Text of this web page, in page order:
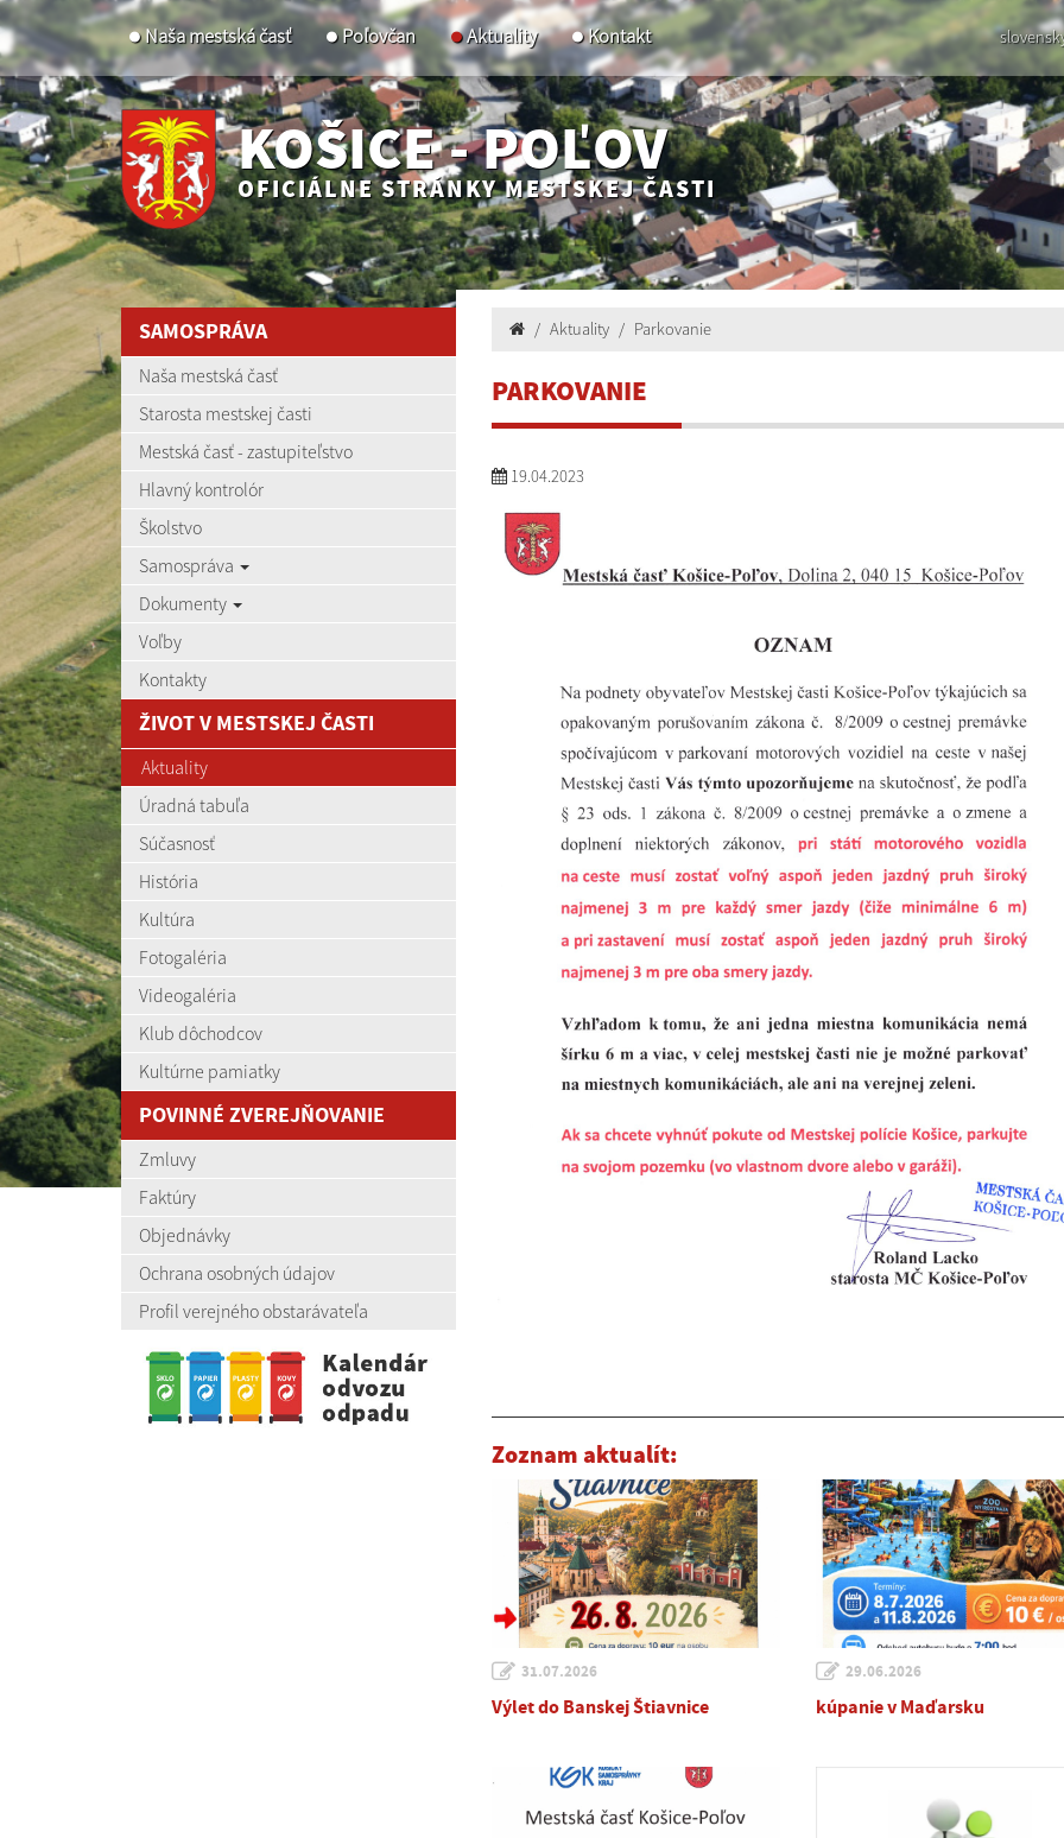
Naša mestská časť Poľovčan Aktuality Kontakt
KOŠICE - POĽOV
OFICIÁLNE STRÁNKY MESTSKEJ ČASTI
SAMOSPRÁVA
Naša mestská časť
Starosta mestskej časti
Mestská časť - zastupiteľstvo
Hlavný kontrolór
Školstvo
Samospráva
Dokumenty
Voľby
Kontakty
ŽIVOT V MESTSKEJ ČASTI
Aktuality
Úradná tabuľa
Súčasnosť
História
Kultúra
Fotogaléria
Videogaléria
Klub dôchodcov
Kultúrne pamiatky
POVINNÉ ZVEREJŇOVANIE
Zmluvy
Faktúry
Objednávky
Ochrana osobných údajov
Profil verejného obstarávateľa
Aktuality Parkovanie
PARKOVANIE
19.04.2023
Zoznam aktualít:
31.07.2026
Výlet do Banskej Štiavnice
29.06.2026
kúpanie v Maďarsku